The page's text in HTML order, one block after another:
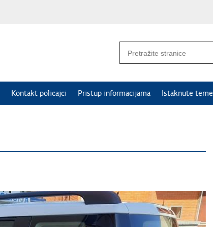
Kontakt policajci Pristup informacijama Istaknute teme